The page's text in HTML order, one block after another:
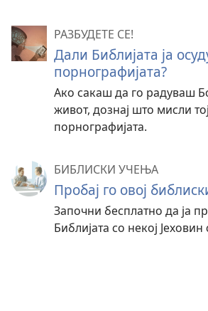
РАЗБУДЕТЕ СЕ!
Дали Библијата ја
порнографијата?
Ако сакаш да го радуваш
живот, дознај што мисли
порнографијата.
БИБЛИСКИ УЧЕЊА
Пробај го овој
Започни бесплатно да ја
Библијата со некој Јеховин